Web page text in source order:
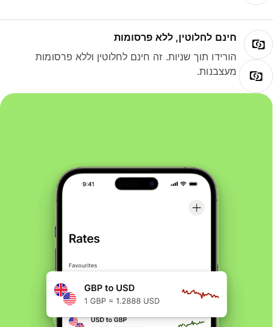
חינם לחלוטין, ללא פרסומות
הורידו תוך שניות. זה חינם לחלוטין וללא פרסומות
מעצבנות.